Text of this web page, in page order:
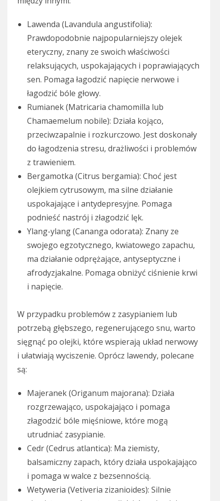
Lawenda (Lavandula angustifolia):
Prawdopodobnie najpopularniejszy olejek
eteryczny, znany ze swoich właściwości
relaksujących, uspokajających i poprawiających
sen. Pomaga łagodzić napięcie nerwowe i
łagodzić bóle głowy.
Rumianek (Matricaria chamomilla lub
Chamaemelum nobile): Działa kojąco,
przeciwzapalnie i rozkurczowo. Jest doskonały
do łagodzenia stresu, drażliwości i problemów
z trawieniem.
Bergamotka (Citrus bergamia): Choć jest
olejkiem cytrusowym, ma silne działanie
uspokajające i antydepresyjne. Pomaga
podnieść nastrój i złagodzić lęk.
Ylang-ylang (Cananga odorata): Znany ze
swojego egzotycznego, kwiatowego zapachu,
ma działanie odprężające, antyseptyczne i
afrodyzjakalne. Pomaga obniżyć ciśnienie krwi
i napięcie.
W przypadku problemów z zasypianiem lub
potrzebą głębszego, regenerującego snu, warto
sięgnąć po olejki, które wspierają układ nerwowy
i ułatwiają wyciszenie. Oprócz lawendy, polecane
są:
Majeranek (Origanum majorana): Działa
rozgrzewająco, uspokajająco i pomaga
złagodzić bóle mięśniowe, które mogą
utrudniać zasypianie.
Cedr (Cedrus atlantica): Ma ziemisty,
balsamiczny zapach, który działa uspokajająco
i pomaga w walce z bezsennością.
Wetyweria (Vetiveria zizanioides): Silnie